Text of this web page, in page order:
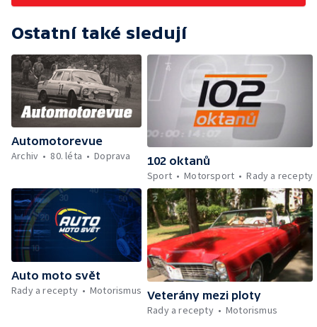
Ostatní také sledují
Automotorevue
Archiv
80. léta Doprava
102 oktanů
Sport
Motorsport Rady a recepty
Auto moto svět
Rady a recepty
Motorismus Veterány mezi ploty
Rady a recepty
Motorismus